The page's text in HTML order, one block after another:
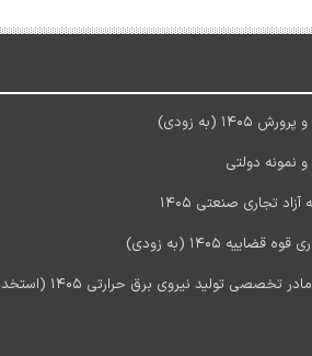
(به زودی)
نمونه دولتی
تجاری صنعتی 1405
1405 (به زودی)
تولید نیروی برق حرارتی 1405 (استخدام جدید)